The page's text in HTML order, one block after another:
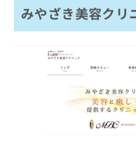
みやざき美容クリ